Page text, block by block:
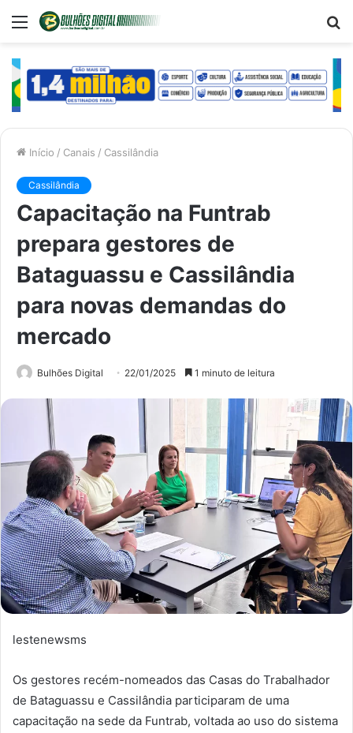
Menu
Início / Canais / Cassilândia
Cassilândia
Capacitação na Funtrab
prepara gestores de
Bataguassu e Cassilândia
para novas demandas do
mercado
Bulhões Digital 22/01/2025 1 minuto de leitura
lestenewsms
Os gestores recém-nomeados das Casas do Trabalhador
de Bataguassu e Cassilândia participaram de uma
capacitação na sede da Funtrab, voltada ao uso do sistema